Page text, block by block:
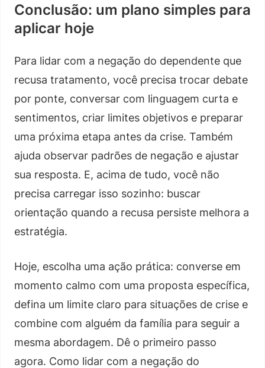
Conclusão: um plano simples para
aplicar hoje
Para lidar com a negação do dependente que
recusa tratamento, você precisa trocar debate
por ponte, conversar com linguagem curta e
sentimentos, criar limites objetivos e preparar
uma próxima etapa antes da crise. Também
ajuda observar padrões de negação e ajustar
sua resposta. E, acima de tudo, você não
precisa carregar isso sozinho: buscar
orientação quando a recusa persiste melhora a
estratégia.
Hoje, escolha uma ação prática: converse em
momento calmo com uma proposta específica,
defina um limite claro para situações de crise e
combine com alguém da família para seguir a
mesma abordagem. Dê o primeiro passo
agora. Como lidar com a negação do